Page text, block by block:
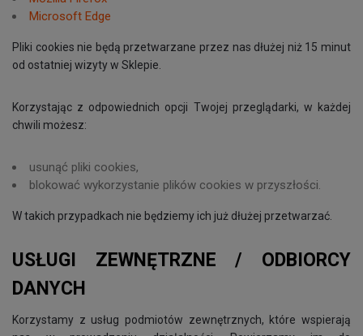
Microsoft Edge
Pliki cookies nie będą przetwarzane przez nas dłużej niż 15 minut
od ostatniej wizyty w Sklepie.
Korzystając z odpowiednich opcji Twojej przeglądarki, w każdej
chwili możesz:
usunąć pliki cookies,
blokować wykorzystanie plików cookies w przyszłości.
W takich przypadkach nie będziemy ich już dłużej przetwarzać.
USŁUGI ZEWNĘTRZNE / ODBIORCY
DANYCH
Korzystamy z usług podmiotów zewnętrznych, które wspierają